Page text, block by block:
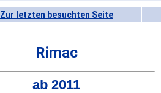
Zur letzten besuchten Seite
Rimac
ab 2011